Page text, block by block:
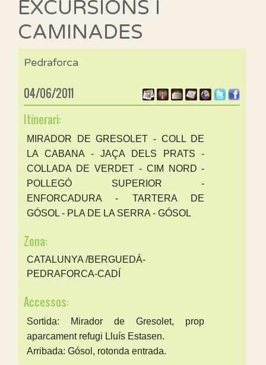
EXCURSIONS I
CAMINADES
Pedraforca
04/06/2011
Itinerari:
MIRADOR DE GRESOLET - COLL DE
LA CABANA - JAÇA DELS PRATS -
COLLADA DE VERDET - CIM NORD -
POLLEGÓ SUPERIOR -
ENFORCADURA - TARTERA DE
GÓSOL - PLA DE LA SERRA - GÓSOL
Zona:
CATALUNYA /BERGUEDÀ-
PEDRAFORCA-CADÍ
Accessos:
Sortida: Mirador de Gresolet, prop
aparcament refugi Lluís Estasen.
Arribada: Gósol, rotonda entrada.